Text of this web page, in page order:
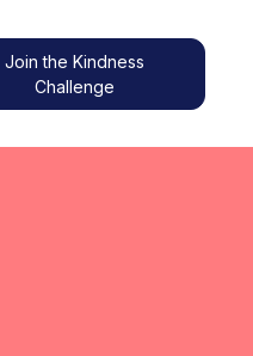
Join the Kindness
Challenge